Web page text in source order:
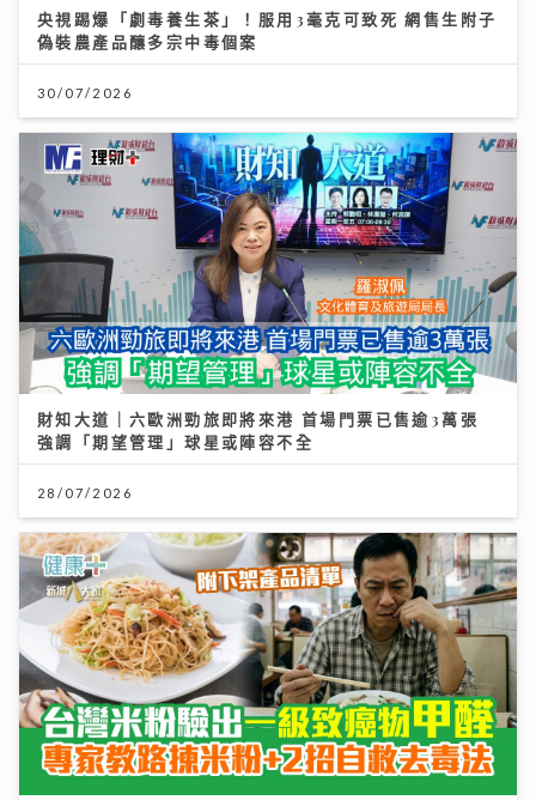
央視踢爆「劇毒養生茶」！服用3毫克可致死 網售生附子
偽裝農產品釀多宗中毒個案
30/07/2026
財知大道｜六歐洲勁旅即將來港 首場門票已售逾3萬張
強調「期望管理」球星或陣容不全
28/07/2026